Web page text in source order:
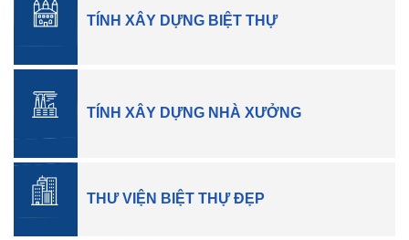
TÍNH XÂY DỰNG BIỆT THỰ
TÍNH XÂY DỰNG NHÀ XƯỞNG
THƯ VIỆN BIỆT THỰ ĐẸP